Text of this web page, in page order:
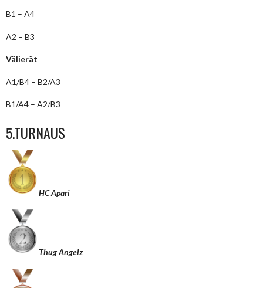
B1 – A4
A2 – B3
Välierät
A1/B4 – B2/A3
B1/A4 – A2/B3
5.TURNAUS
HC Apari
Thug Angelz